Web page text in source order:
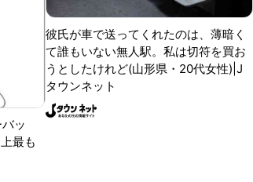
ッ
最も
彼氏が車で送ってくれたのは、薄暗く
て誰もいない無人駅。私は切符を買お
うとしたけれど(山形県・20代女性)|J
タウンネット